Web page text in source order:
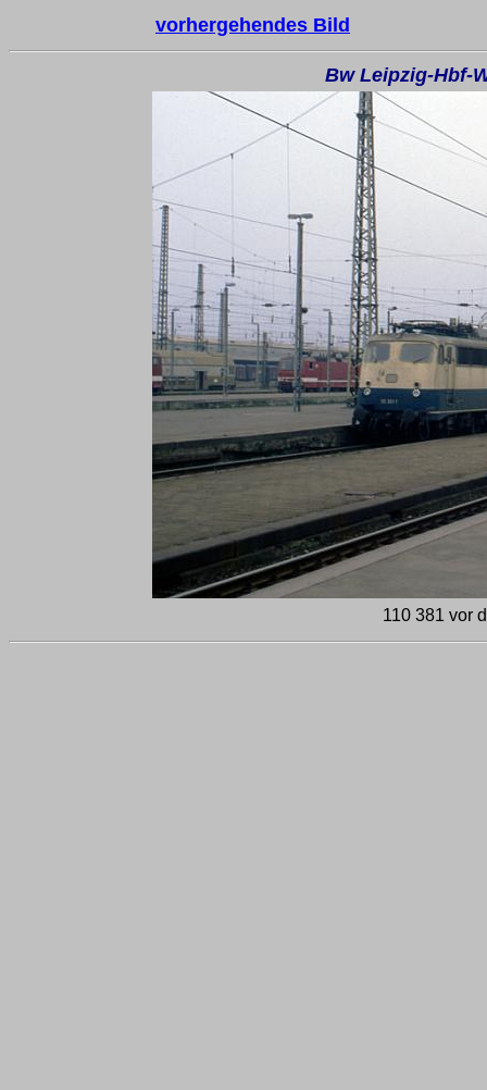
vorhergehendes Bild
Bw Leipzig-Hbf-
110 381 vor